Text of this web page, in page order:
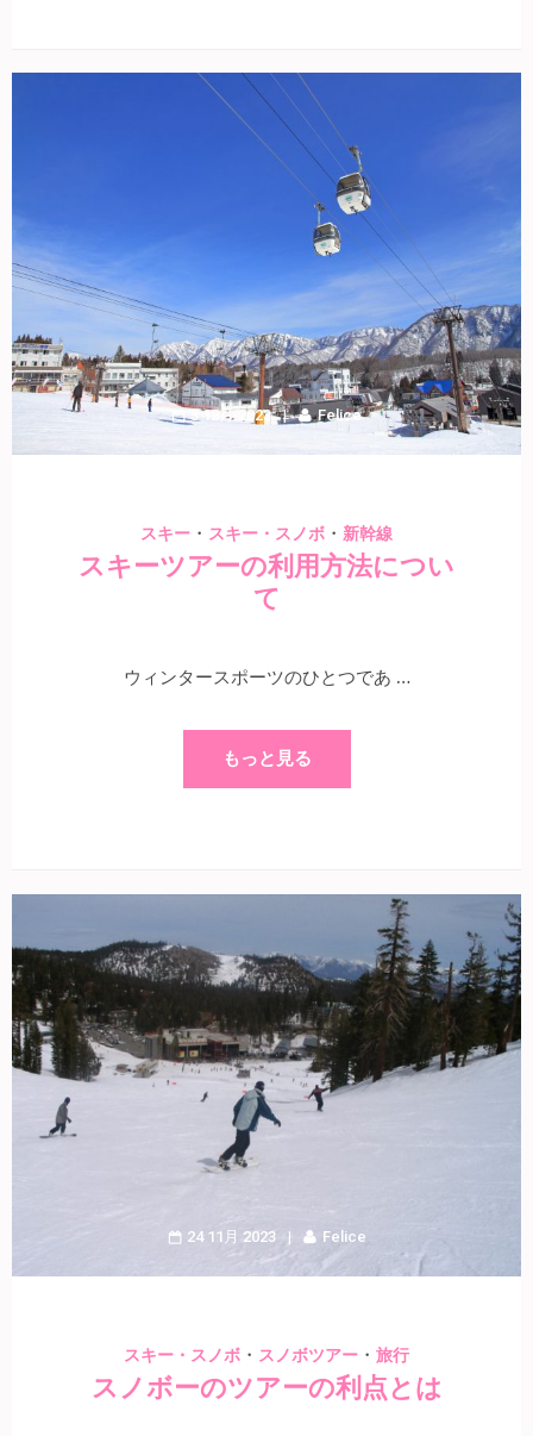
3 12月 2023 Felice
スキー ・ スキー・スノボ ・ 新幹線
スキーツアーの利用方法につい
て
ウィンタースポーツのひとつであ …
もっと見る
24 11月 2023 Felice
スキー・スノボ ・ スノボツアー ・ 旅行
スノボーのツアーの利点とは